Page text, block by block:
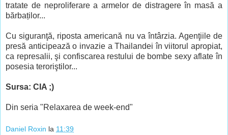
tratate de neproliferare a armelor de distragere în masă a
bărbaților...
Cu siguranţă, riposta americană nu va întârzia. Agenţiile de
presă anticipează o invazie a Thailandei în viitorul apropiat,
ca represalii, şi confiscarea restului de bombe sexy aflate în
posesia teroriştilor...
Sursa: CIA ;)
Din seria "Relaxarea de week-end"
Daniel Roxin la 11:39